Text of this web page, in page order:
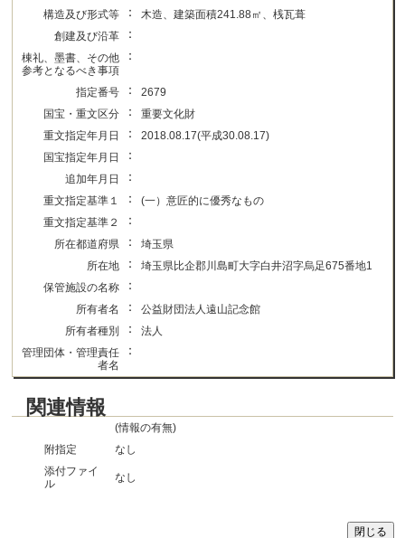
構造及び形式等
：
木造、建築面積241.88㎡、桟瓦葺
創建及び沿革
：
棟礼、墨書、その他
参考となるべき事項
：
指定番号 ：
2679
国宝・重文区分
：
重要文化財
重文指定年月日
：
2018.08.17(平成30.08.17)
国宝指定年月日
：
追加年月日 ：
重文指定基準１ ：
(一）意匠的に優秀なもの
重文指定基準２
：
所在都道府県 ：
埼玉県
所在地
：
埼玉県比企郡川島町大字白井沼字烏足675番地1
保管施設の名称
：
所有者名 ：
公益財団法人遠山記念館
所有者種別
：
法人
管理団体・管理責任
者名
：
関連情報
(情報の有無)
附指定
なし
添付ファイ
ル
なし